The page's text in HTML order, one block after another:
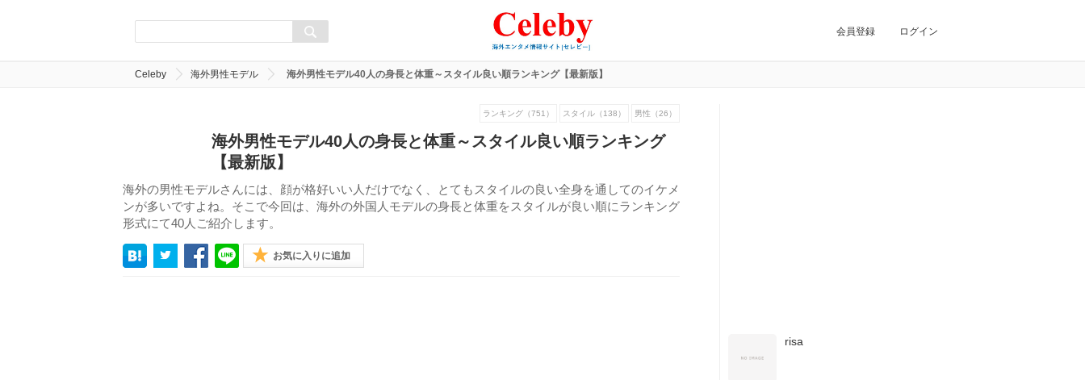
会員登録 ログイン
Celeby 海外男性モデル 海外男性モデル40人の身長と体重～スタイル良い順ランキング【最新版】
ランキング（751） スタイル（138） 男性（26）
海外男性モデル40人の身長と体重～スタイル良い順ランキング
【最新版】
海外の男性モデルさんには、顔が格好いい人だけでなく、とてもスタイルの良い全身を通してのイケメ
ンが多いですよね。そこで今回は、海外の外国人モデルの身長と体重をスタイルが良い順にランキング
形式にて40人ご紹介します。
お気に入りに追加
risa